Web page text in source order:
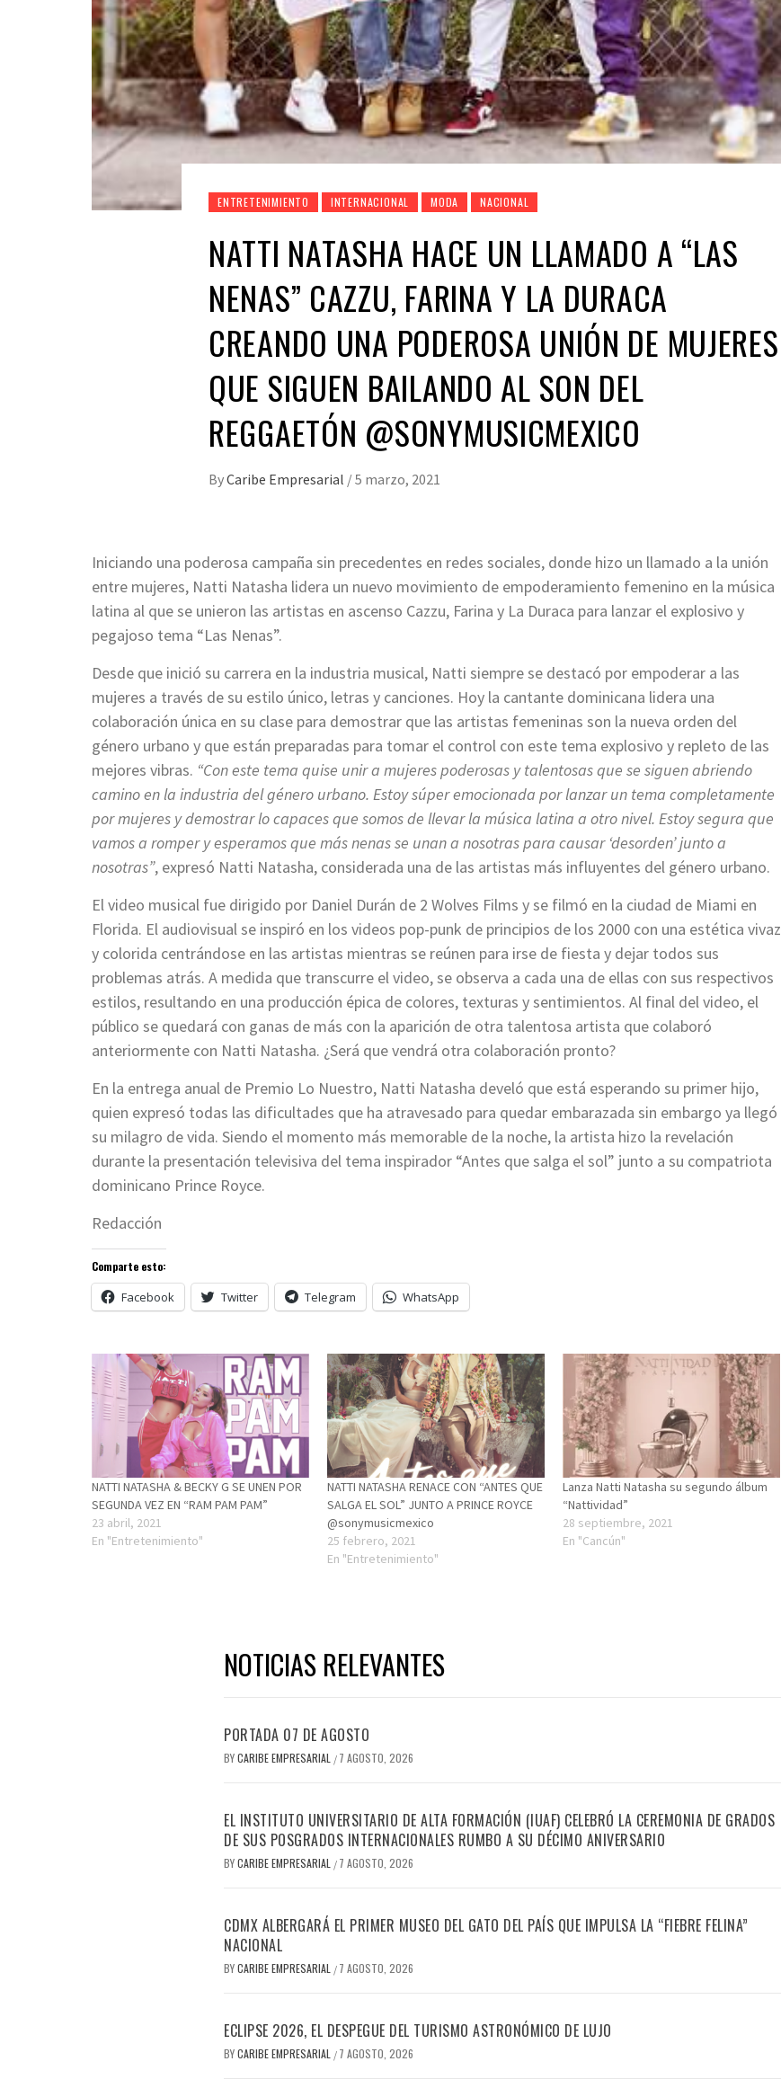
ENTRETENIMIENTO INTERNACIONAL MODA NACIONAL
NATTI NATASHA HACE UN LLAMADO A “LAS
NENAS” CAZZU, FARINA Y LA DURACA
CREANDO UNA PODEROSA UNIÓN DE MUJERES
QUE SIGUEN BAILANDO AL SON DEL
REGGAETÓN @SONYMUSICMEXICO
ByCaribe Empresarial /5 marzo, 2021
Iniciando una poderosa campaña sin precedentes en redes sociales, donde hizo un llamado a la unión
entre mujeres, Natti Natasha lidera un nuevo movimiento de empoderamiento femenino en la música
latina al que se unieron las artistas en ascenso Cazzu, Farina y La Duraca para lanzar el explosivo y
pegajoso tema “Las Nenas”.
Desde que inició su carrera en la industria musical, Natti siempre se destacó por empoderar a las
mujeres a través de su estilo único, letras y canciones. Hoy la cantante dominicana lidera una
colaboración única en su clase para demostrar que las artistas femeninas son la nueva orden del
género urbano y que están preparadas para tomar el control con este tema explosivo y repleto de las
mejores vibras. “Con este tema quise unir a mujeres poderosas y talentosas que se siguen abriendo
camino en la industria del género urbano. Estoy súper emocionada por lanzar un tema completamente
por mujeres y demostrar lo capaces que somos de llevar la música latina a otro nivel. Estoy segura que
vamos a romper y esperamos que más nenas se unan a nosotras para causar ‘desorden’ junto a
nosotras”, expresó Natti Natasha, considerada una de las artistas más influyentes del género urbano.
El video musical fue dirigido por Daniel Durán de 2 Wolves Films y se filmó en la ciudad de Miami en
Florida. El audiovisual se inspiró en los videos pop-punk de principios de los 2000 con una estética vivaz
y colorida centrándose en las artistas mientras se reúnen para irse de fiesta y dejar todos sus
problemas atrás. A medida que transcurre el video, se observa a cada una de ellas con sus respectivos
estilos, resultando en una producción épica de colores, texturas y sentimientos. Al final del video, el
público se quedará con ganas de más con la aparición de otra talentosa artista que colaboró
anteriormente con Natti Natasha. ¿Será que vendrá otra colaboración pronto?
En la entrega anual de Premio Lo Nuestro, Natti Natasha develó que está esperando su primer hijo,
quien expresó todas las dificultades que ha atravesado para quedar embarazada sin embargo ya llegó
su milagro de vida. Siendo el momento más memorable de la noche, la artista hizo la revelación
durante la presentación televisiva del tema inspirador “Antes que salga el sol” junto a su compatriota
dominicano Prince Royce.
Redacción
Comparte esto:
Facebook Twitter Telegram WhatsApp
NATTI NATASHA & BECKY G SE UNEN POR
SEGUNDA VEZ EN “RAM PAM PAM”
23 abril, 2021
En "Entretenimiento"
NATTI NATASHA RENACE CON “ANTES QUE
SALGA EL SOL” JUNTO A PRINCE ROYCE
@sonymusicmexico
25 febrero, 2021
En "Entretenimiento"
Lanza Natti Natasha su segundo álbum
“Nattividad”
28 septiembre, 2021
En "Cancún"
NOTICIAS RELEVANTES
PORTADA 07 DE AGOSTO
BYCARIBE EMPRESARIAL / 7 AGOSTO, 2026
EL INSTITUTO UNIVERSITARIO DE ALTA FORMACIÓN (IUAF) CELEBRÓ LA CEREMONIA DE GRADOS
DE SUS POSGRADOS INTERNACIONALES RUMBO A SU DÉCIMO ANIVERSARIO
BYCARIBE EMPRESARIAL / 7 AGOSTO, 2026
CDMX ALBERGARÁ EL PRIMER MUSEO DEL GATO DEL PAÍS QUE IMPULSA LA “FIEBRE FELINA”
NACIONAL
BYCARIBE EMPRESARIAL / 7 AGOSTO, 2026
ECLIPSE 2026, EL DESPEGUE DEL TURISMO ASTRONÓMICO DE LUJO
BYCARIBE EMPRESARIAL / 7 AGOSTO, 2026